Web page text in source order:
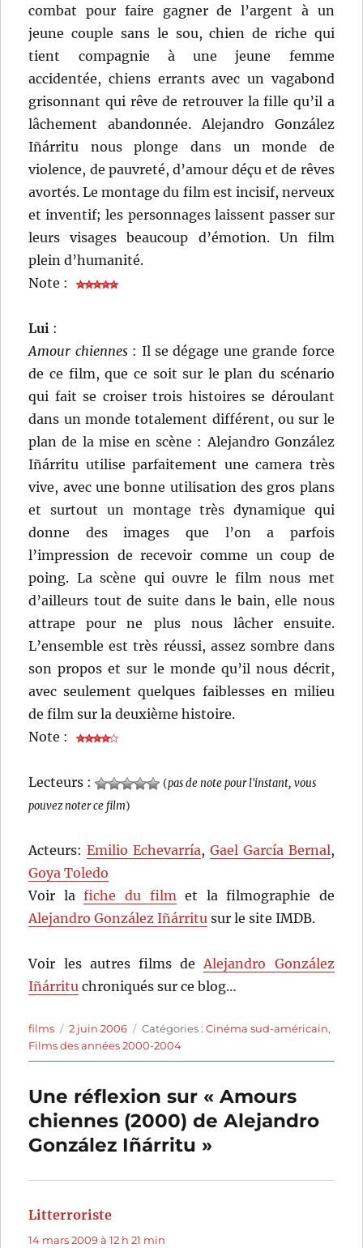
combat pour faire gagner de l’argent à un
jeune couple sans le sou, chien de riche qui
tient compagnie à une jeune femme
accidentée, chiens errants avec un vagabond
grisonnant qui rêve de retrouver la fille qu’il a
lâchement abandonnée. Alejandro González
Iñárritu nous plonge dans un monde de
violence, de pauvreté, d’amour déçu et de rêves
avortés. Le montage du film est incisif, nerveux
et inventif; les personnages laissent passer sur
leurs visages beaucoup d’émotion. Un film
plein d’humanité.
Note :
Lui :
Amour chiennes: Il se dégage une grande force
de ce film, que ce soit sur le plan du scénario
qui fait se croiser trois histoires se déroulant
dans un monde totalement différent, ou sur le
plan de la mise en scène : Alejandro González
Iñárritu utilise parfaitement une camera très
vive, avec une bonne utilisation des gros plans
et surtout un montage très dynamique qui
donne des images que l’on a parfois
l’impression de recevoir comme un coup de
poing. La scène qui ouvre le film nous met
d’ailleurs tout de suite dans le bain, elle nous
attrape pour ne plus nous lâcher ensuite.
L’ensemble est très réussi, assez sombre dans
son propos et sur le monde qu’il nous décrit,
avec seulement quelques faiblesses en milieu
de film sur la deuxième histoire.
Note :
Lecteurs : (pas de note pour l'instant, vous
pouvez noter ce film)
Acteurs:Emilio Echevarría, Gael García Bernal,
Goya Toledo
Voir lafiche du filmet la filmographie de
Alejandro González Iñárritu sur le site IMDB.
Voir les autres films deAlejandro González
Iñárritu chroniqués sur ce blog…
Auteur
films
Publié
le
2 juin 2006 Catégories
Catégories :Cinéma sud-américain,
Films des années 2000-2004
Une réflexion sur « Amours
chiennes (2000) de Alejandro
González Iñárritu »
Litterroriste
14 mars 2009 à 12 h 21 min